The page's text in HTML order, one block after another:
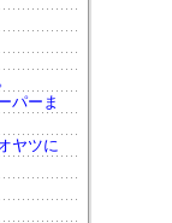
パーま
ヤツに